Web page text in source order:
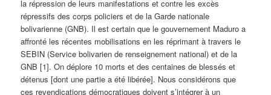
la répression de leurs manifestations et contre les excès
répressifs des corps policiers et de la Garde nationale
bolivarienne (GNB). Il est certain que le gouvernement Maduro a
affronté les récentes mobilisations en les réprimant à travers le
SEBIN (Service bolivarien de renseignement national) et de la
GNB [1]. On déplore 10 morts et des centaines de blessés et
détenus [dont une partie a été libérée]. Nous considérons que
ces revendications démocratiques doivent s’intégrer à un